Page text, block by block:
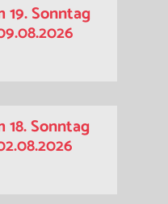
19. Sonntag
18. Sonntag